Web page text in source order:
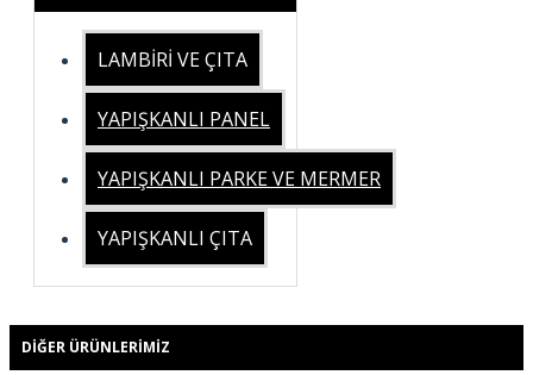
LAMBİRİ VE ÇITA
YAPIŞKANLI PANEL
YAPIŞKANLI PARKE VE MERMER
YAPIŞKANLI ÇITA
DIĞER ÜRÜNLERIMIZ